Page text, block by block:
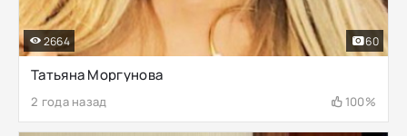
Татьяна Моргунова
2 года назад 100%
2664 60